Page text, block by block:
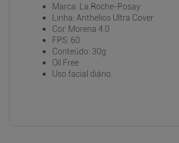
Marca: La Roche-Posay
Linha: Anthelios Ultra Cover
Cor: Morena 4.0
FPS: 60
Conteúdo: 30g
Oil Free
Uso facial diário.